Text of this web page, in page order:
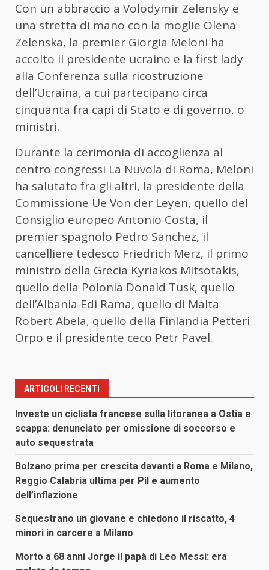
Con un abbraccio a Volodymir Zelensky e
una stretta di mano con la moglie Olena
Zelenska, la premier Giorgia Meloni ha
accolto il presidente ucraino e la first lady
alla Conferenza sulla ricostruzione
dell’Ucraina, a cui partecipano circa
cinquanta fra capi di Stato e di governo, o
ministri.
Durante la cerimonia di accoglienza al
centro congressi La Nuvola di Roma, Meloni
ha salutato fra gli altri, la presidente della
Commissione Ue Von der Leyen, quello del
Consiglio europeo Antonio Costa, il
premier spagnolo Pedro Sanchez, il
cancelliere tedesco Friedrich Merz, il primo
ministro della Grecia Kyriakos Mitsotakis,
quello della Polonia Donald Tusk, quello
dell’Albania Edi Rama, quello di Malta
Robert Abela, quello della Finlandia Petteri
Orpo e il presidente ceco Petr Pavel.
ARTICOLI RECENTI
Investe un ciclista francese sulla litoranea a Ostia e
scappa: denunciato per omissione di soccorso e
auto sequestrata
Bolzano prima per crescita davanti a Roma e Milano,
Reggio Calabria ultima per Pil e aumento
dell’inflazione
Sequestrano un giovane e chiedono il riscatto, 4
minori in carcere a Milano
Morto a 68 anni Jorge il papà di Leo Messi: era